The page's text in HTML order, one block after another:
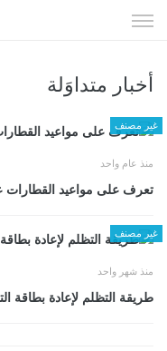
الى
أخبار متداوَلة
غير مصنف
منذ عام واحد
تعرف على مواعيد القطارات
غير مصنف
منذ شهر واحد
طريقة التظلم لإعادة بطاقة